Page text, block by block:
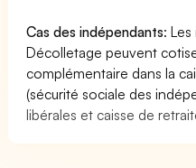
Cas des indépendants:
Décolletage peuvent
complémentaire dans la
(sécurité sociale des
libérales et caisse de